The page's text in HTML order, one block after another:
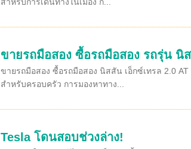
ขายรถมือสอง ซื้อรถมือสอง รถรุ่น นิ
ขายรถมือสอง ซื้อรถมือสอง นิสสัน เอ็กซ์เทรล 2.0
สำหรับครอบครัว การมองหาทาง...
Tesla โดนสอบช่วงล่าง!